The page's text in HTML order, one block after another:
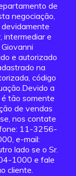
de
negociação,
intermediar e
e autorizado
na
código
a
tão somente
de vendas
nos contate
11-3256-
e-mail:
lado se o Sr.
1000 e fale
cliente.